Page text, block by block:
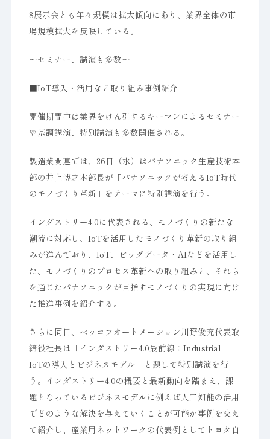
8展示会とも年々規模は拡大傾向にあり、業界全体の市
場規模拡大を反映している。
〜セミナー、講演も多数〜
■IoT導入・活用など取り組み事例紹介
開催期間中は業界をけん引するキーマンによるセミナー
や基調講演、特別講演も多数開催される。
製造業関連では、26日（水）はパナソニック生産技術本
部の井上博之本部長が「パナソニックが考えるIoT時代
のモノづくり革新」をテーマに特別講演を行う。
インダストリー4.0に代表される、モノづくりの新たな
潮流に対応し、IoTを活用したモノづくり革新の取り組
みが進んでおり、IoT、ビッグデータ・AIなどを活用し
た、モノづくりのプロセス革新への取り組みと、それら
を通じたパナソニックが目指すモノづくりの実現に向け
た推進事例を紹介する。
さらに同日、ベッコフオートメーション川野俊充代表取
締役社長は「インダストリー4.0最前線：Industrial
IoTの導入とビジネスモデル」と題して特別講演を行
う。インダストリー4.0の概要と最新動向を踏まえ、課
題となっているビジネスモデルに例えば人工知能の活用
でどのような解決を与えていくことが可能か事例を交え
て紹介し、産業用ネットワークの代表例としてトヨタ自